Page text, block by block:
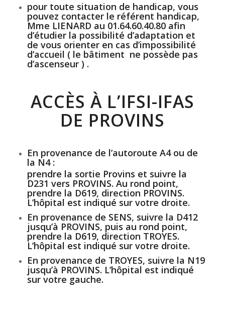
pour toute situation de handicap, vous
pouvez contacter le référent handicap,
Mme LIENARD au 01.64.60.40.80 afin
d’étudier la possibilité d’adaptation et
de vous orienter en cas d’impossibilité
d’accueil ( le bâtiment ne possède pas
d’ascenseur ) .
ACCÈS À L’IFSI-IFAS
DE PROVINS
En provenance de l’autoroute A4 ou de
la N4 :
prendre la sortie Provins et suivre la
D231 vers PROVINS. Au rond point,
prendre la D619, direction PROVINS.
L’hôpital est indiqué sur votre droite.
En provenance de SENS, suivre la D412
jusqu’à PROVINS, puis au rond point,
prendre la D619, direction TROYES.
L’hôpital est indiqué sur votre droite.
En provenance de TROYES, suivre la N19
jusqu’à PROVINS. L’hôpital est indiqué
sur votre gauche.